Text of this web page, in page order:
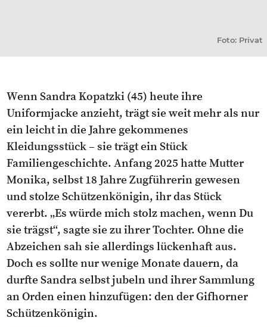
Foto: Privat
Wenn Sandra Kopatzki (45) heute ihre
Uniformjacke anzieht, trägt sie weit mehr als nur
ein leicht in die Jahre gekommenes
Kleidungsstück – sie trägt ein Stück
Familiengeschichte. Anfang 2025 hatte Mutter
Monika, selbst 18 Jahre Zugführerin gewesen
und stolze Schützenkönigin, ihr das Stück
vererbt. „Es würde mich stolz machen, wenn Du
sie trägst“, sagte sie zu ihrer Tochter. Ohne die
Abzeichen sah sie allerdings lückenhaft aus.
Doch es sollte nur wenige Monate dauern, da
durfte Sandra selbst jubeln und ihrer Sammlung
an Orden einen hinzufügen: den der Gifhorner
Schützenkönigin.